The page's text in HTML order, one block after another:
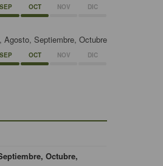
SEP OCT NOV DIC
Agosto, Septiembre, Octubre
SEP OCT NOV DIC
Octubre,